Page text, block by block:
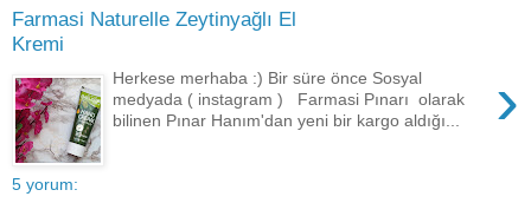
Farmasi Naturelle Zeytinyağlı El
Kremi
›
Herkese merhaba :) Bir süre önce Sosyal
medyada ( instagram ) Farmasi Pınarı olarak
bilinen Pınar Hanım'dan yeni bir kargo aldığı...
5 yorum: